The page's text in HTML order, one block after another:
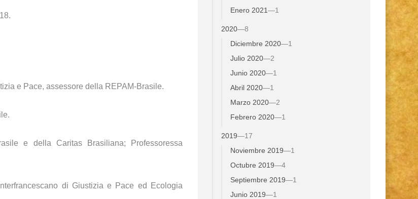
e Pace, assessore della REPAM-Brasile.
e della Caritas Brasiliana; Professoressa
di Giustizia e Pace ed Ecologia
Enero 2021—1
2020—8
Diciembre 2020—1
Julio 2020—2
Junio 2020—1
Abril 2020—1
Marzo 2020—2
Febrero 2020—1
2019—17
Noviembre 2019—1
Octubre 2019—4
Septiembre 2019—1
Junio 2019—1